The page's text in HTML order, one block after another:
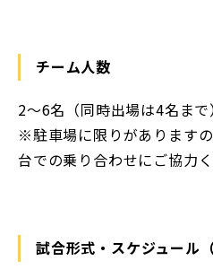
チーム人数
2～6名（同時出場は4名まで
※駐車場に限りがあります
台での乗り合わせにご協力
試合形式・スケジュール（